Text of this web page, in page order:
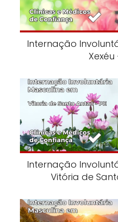
Internação
Xexéu
Internação
Vitória de